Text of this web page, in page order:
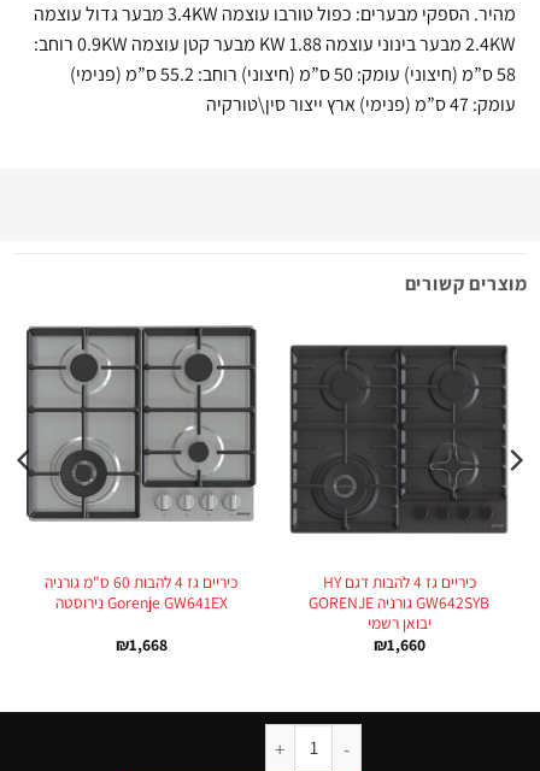
מהיר. הספקי מבערים: כפול טורבו עוצמה 3.4KW מבער גדול עוצמה
2.4KW מבער בינוני עוצמה 1.88 KW מבער קטן עוצמה 0.9KW רוחב:
58 ס”מ (חיצוני) עומק: 50 ס”מ (חיצוני) רוחב: 55.2 ס”מ (פנימי)
עומק: 47 ס”מ (פנימי) ארץ ייצור סין\טורקיה
מוצרים קשורים
כיריים גז 4 להבות דגם HY
GW642SYB גורניה GORENJE
יבואן רשמי
₪1,660
כיריים גז 4 להבות 60 ס"מ גורניה
Gorenje GW641EX נירוסטה
₪1,668